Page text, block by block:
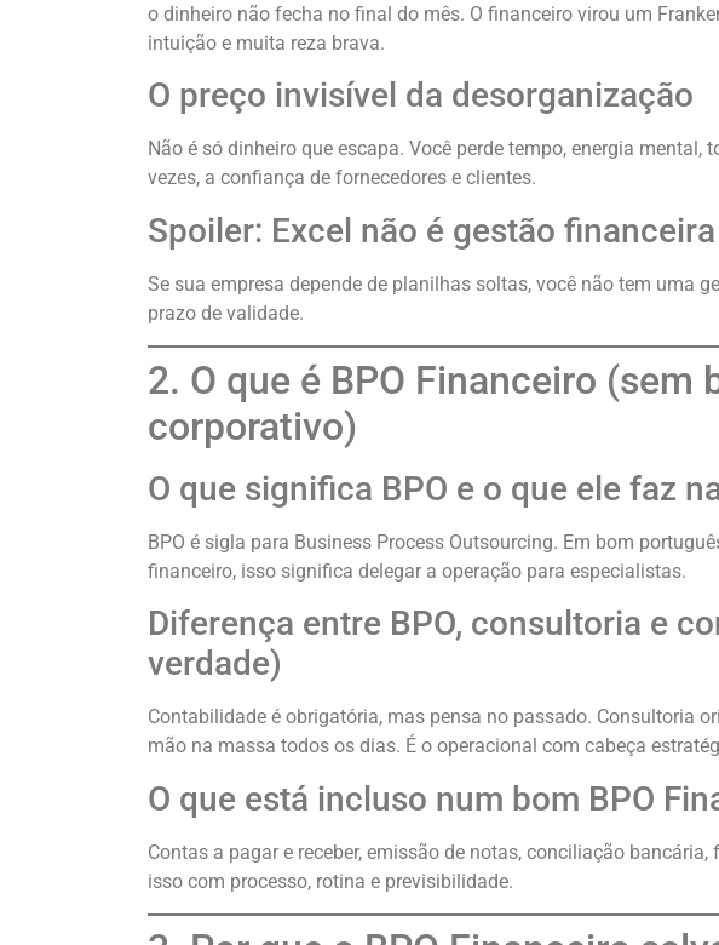
o dinheiro não fecha no final do mês. O financeiro virou um
intuição e muita reza brava.
O preço invisível da desorganização
Não é só dinheiro que escapa. Você perde tempo, energia
vezes, a confiança de fornecedores e clientes.
Spoiler: Excel não é gestão financeira
Se sua empresa depende de planilhas soltas, você não tem uma
prazo de validade.
2. O que é BPO Financeiro (sem
corporativo)
O que significa BPO e o que ele faz
BPO é sigla para Business Process Outsourcing. Em bom
financeiro, isso significa delegar a operação para especialistas.
Diferença entre BPO, consultoria e
verdade)
Contabilidade é obrigatória, mas pensa no passado. Consultoria
mão na massa todos os dias. É o operacional com cabeça
O que está incluso num bom BPO
Contas a pagar e receber, emissão de notas, conciliação
isso com processo, rotina e previsibilidade.